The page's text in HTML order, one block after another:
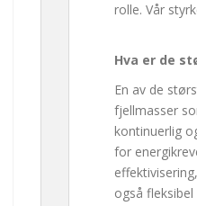
rolle. Vår
Hva er de
En av de
fjellmasser
kontinuerlig
for
også